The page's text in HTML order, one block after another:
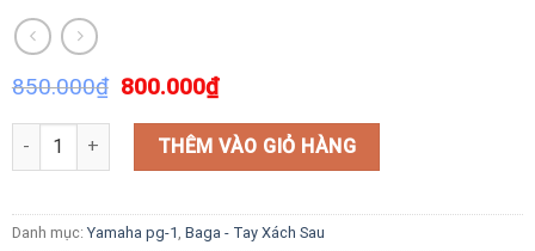
850.000₫ 800.000₫
Baga Ga Gập Yamaha Pg1 Kèm Tựa Lưng số lượng
THÊM VÀO GIỎ HÀNG
Danh mục: Yamaha pg-1, Baga - Tay Xách Sau